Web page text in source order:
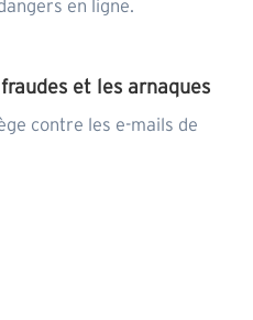
en ligne.
fraudes et les arnaques
contre les e-mails de